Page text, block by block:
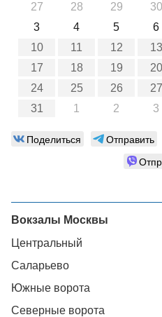
27
28 29 30
3
4 5 6
10
11 12 13
17
18 19 20
24
25 26 27
31
1 2 3
Поделиться Отправить
Вокзалы Москвы
Центральный
Саларьево
Южные ворота
Северные ворота